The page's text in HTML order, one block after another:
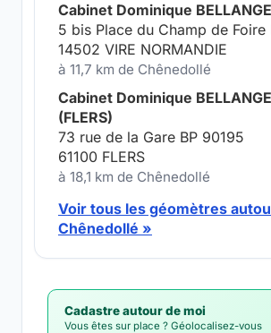
Cabinet Dominique
5 bis Place du Champ de
14502 VIRE NORMANDIE
à 11,7 km de Chênedollé
Cabinet Dominique
(FLERS)
73 rue de la Gare BP 90195
61100 FLERS
à 18,1 km de Chênedollé
Voir tous les géomètres
Chênedollé »
Cadastre autour de moi
Vous êtes sur place ? Géolocalisez-vous